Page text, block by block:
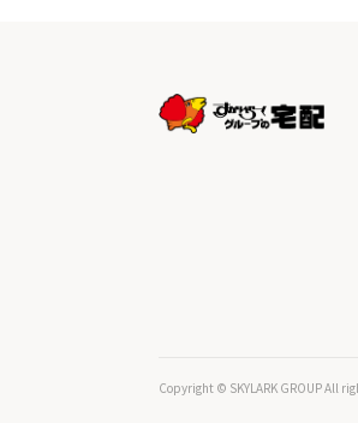
Copyright © SKYLARK GROUP All